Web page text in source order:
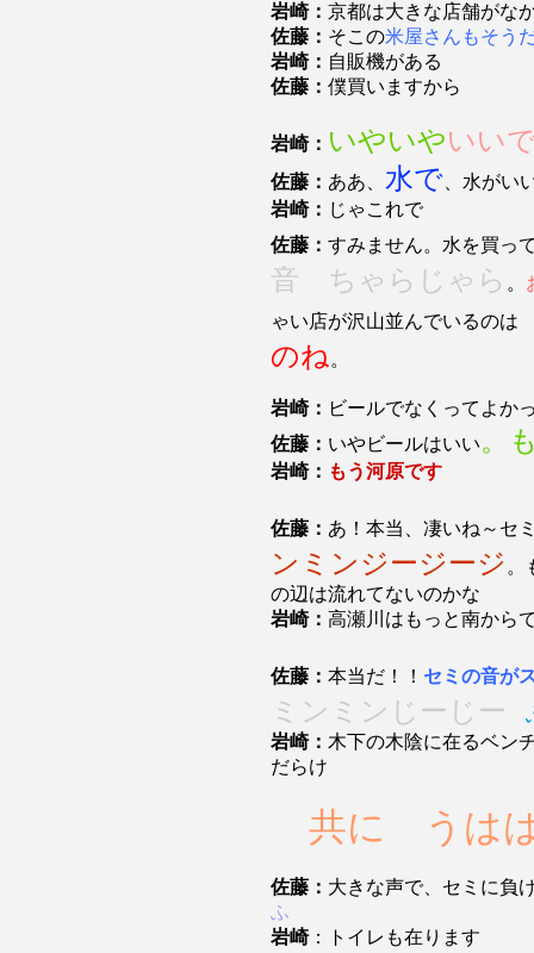
岩崎： 京都は大きな店舗がな
佐藤： そこの米屋さんもそう
岩崎： 自販機がある
佐藤： 僕買いますから
岩崎： いやいやいい
佐藤： ああ、 水で 、水がい
岩崎： じゃこれで
佐藤： すみません。水を買
音 ちゃらじゃら 。
ゃい店が沢山並んでいるの
のね 。
岩崎： ビールでなくってよか
佐藤： いやビールはいい。
岩崎： もう河原です
佐藤： あ！本当、凄いね～セ
ンミンジージージ 。
の辺は流れてないのかな
岩崎： 高瀬川はもっと南から
佐藤： 本当だ！！ セミの音が
ミンミンじーじー
岩崎： 木下の木陰に在るベン
だらけ
共に うは
佐藤： 大きな声で、セミに
ふ
岩崎：トイレも在ります